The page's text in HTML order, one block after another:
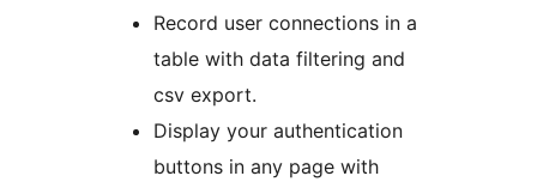
Record user connections in a
table with data filtering and
csv export.
Display your authentication
buttons in any page with